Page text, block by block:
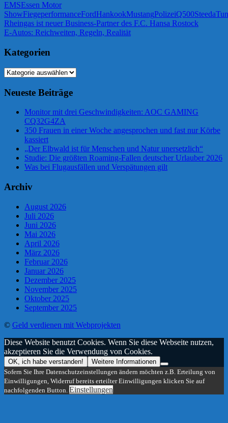
EMSEssen Motor
ShowFiegeperformanceFordHankookMustangPolizeiQ500Steeda
Beitragsnavigation
Vorheriger
Beitrag:
Rheingas ist neuer Business-Partner des F.C. Hansa Rostock
Nächster
E-Autos: Reichweiten, Regeln, Realität
Kategorien
Kategorien
Neueste Beiträge
Monitor mit drei Geschwindigkeiten: AOC GAMING
CQ32G4ZA
350 Frauen in einer Woche angesprochen und fast nur Körbe
kassiert
„Der Elbwald ist für Menschen und Natur unersetzlich“
Studie: Die größten Roaming-Fallen deutscher Urlauber 2026
Was bei Flugausfällen und Verspätungen gilt
Archiv
August 2026
Juli 2026
Juni 2026
Mai 2026
April 2026
März 2026
Februar 2026
Januar 2026
Dezember 2025
November 2025
Oktober 2025
September 2025
© Geld verdienen mit Webprojekten
Diese Website benutzt Cookies. Wenn Sie diese Webseite nutzen,
akzeptieren Sie die Verwendung von Cookies.
OK, ich habe verstanden!
Weitere Informationen
Sofern Sie Ihre Datenschutzeinstellungen ändern möchten z.B. Erteilung von
Einwilligungen, Widerruf bereits erteilter Einwilligungen klicken Sie auf
nachfolgenden Button. Einstellungen